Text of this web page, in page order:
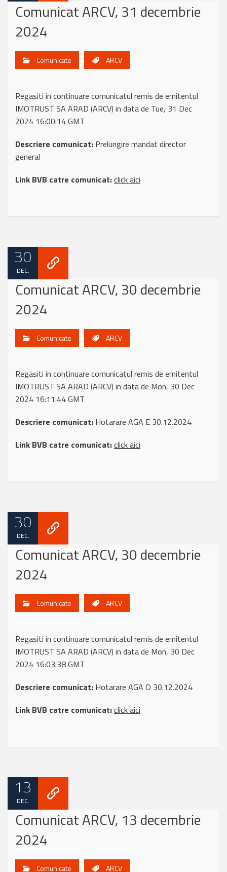
Comunicat ARCV, 31 decembrie
2024
Comunicate ARCV
Regasiti in continuare comunicatul remis de emitentul
IMOTRUST SA ARAD (ARCV) in data de Tue, 31 Dec
2024 16:00:14 GMT
Descriere comunicat: Prelungire mandat director
general
Link BVB catre comunicat:click aici
30
DEC.
Comunicat ARCV, 30 decembrie
2024
Comunicate ARCV
Regasiti in continuare comunicatul remis de emitentul
IMOTRUST SA ARAD (ARCV) in data de Mon, 30 Dec
2024 16:11:44 GMT
Descriere comunicat: Hotarare AGA E 30.12.2024
Link BVB catre comunicat:click aici
30
DEC.
Comunicat ARCV, 30 decembrie
2024
Comunicate ARCV
Regasiti in continuare comunicatul remis de emitentul
IMOTRUST SA ARAD (ARCV) in data de Mon, 30 Dec
2024 16:03:38 GMT
Descriere comunicat: Hotarare AGA O 30.12.2024
Link BVB catre comunicat:click aici
13
DEC.
Comunicat ARCV, 13 decembrie
2024
Comunicate ARCV